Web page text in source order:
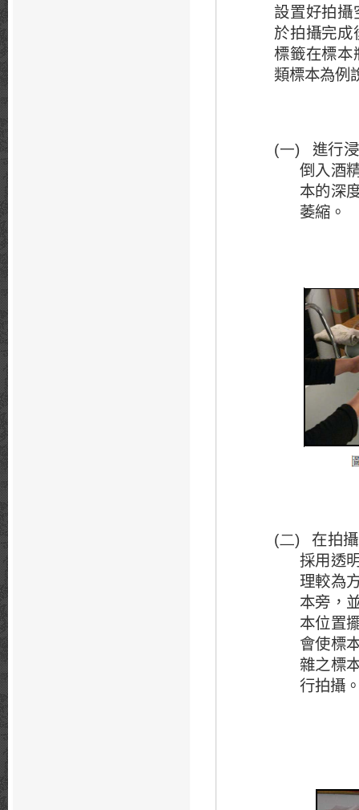
設置好拍
於拍攝完
標籤在標本
類標本為例
(一) 進行
倒入酒
本的深
萎縮。
(二)
在拍
採用透
理較為
本旁，
本位置
會使標
雜之標
行拍攝